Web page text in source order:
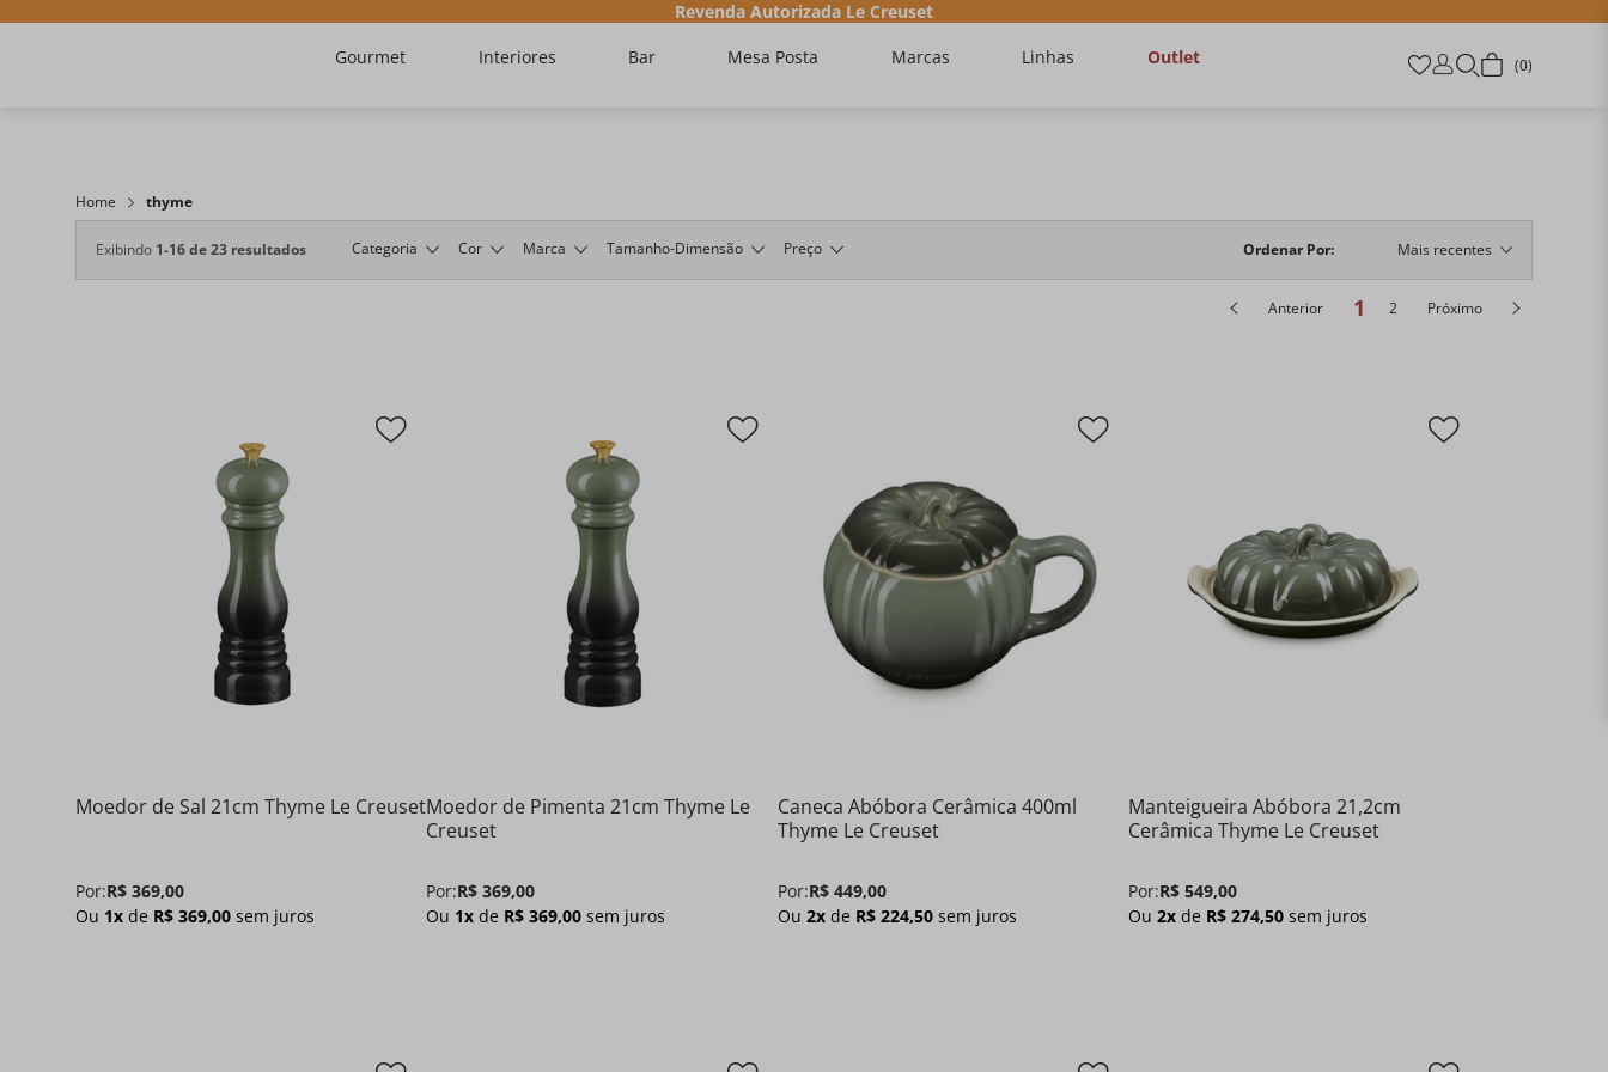
Revenda Autorizada Le Creuset
0
Gourmet Interiores Bar Mesa Posta Marcas Linhas Outlet
Home thyme
Exibindo 1-16 de 23 resultados Categoria Cor Marca Tamanho-Dimensão Preço Ordenar Por Mais recentes
Anterior 1 2 Próximo
Moedor de Sal 21cm Thyme Le Creuset
Por:R$ 369,00
Ou 1x de R$ 369,00 sem juros
Moedor de Pimenta 21cm Thyme Le
Creuset
Por:R$ 369,00
Ou 1x de R$ 369,00 sem juros
Caneca Abóbora Cerâmica 400ml
Thyme Le Creuset
Por:R$ 449,00
Ou 2xde R$ 224,50sem juros
Manteigueira Abóbora 21,2cm
Cerâmica Thyme Le Creuset
Por:R$ 549,00
Ou 2xde R$ 274,50sem juros